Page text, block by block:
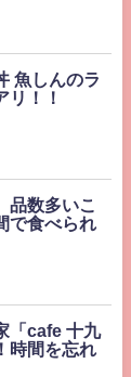
魚しんのラ
リ！！
数多いこ
で食べられ
「cafe 十九
時間を忘れ